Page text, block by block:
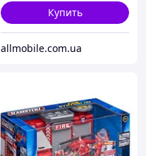
Купить
allmobile.com.ua